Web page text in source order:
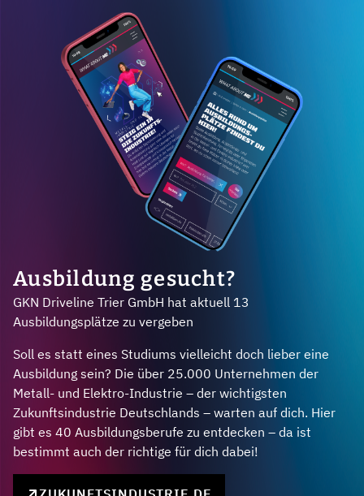
Ausbildung gesucht?
GKN Driveline Trier GmbH hat aktuell 13
Ausbildungsplätze zu vergeben
Soll es statt eines Studiums vielleicht doch lieber eine
Ausbildung sein? Die über 25.000 Unternehmen der
Metall- und Elektro-Industrie – der wichtigsten
Zukunftsindustrie Deutschlands – warten auf dich. Hier
gibt es 40 Ausbildungsberufe zu entdecken – da ist
bestimmt auch der richtige für dich dabei!